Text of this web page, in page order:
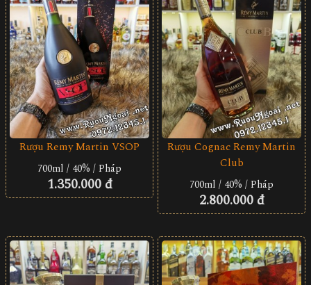
Rượu Remy Martin VSOP
700ml / 40% / Pháp
1.350.000 đ
Rượu Cognac Remy Martin
Club
700ml / 40% / Pháp
2.800.000 đ